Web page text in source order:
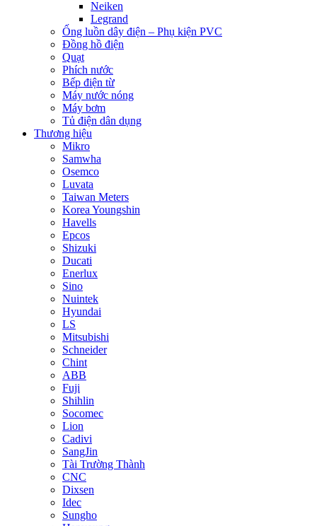
Neiken
Legrand
Ống luồn dây điện – Phụ kiện PVC
Đồng hồ điện
Quạt
Phích nước
Bếp điện từ
Máy nước nóng
Máy bơm
Tủ điện dân dụng
Thương hiệu
Mikro
Samwha
Osemco
Luvata
Taiwan Meters
Korea Youngshin
Havells
Epcos
Shizuki
Ducati
Enerlux
Sino
Nuintek
Hyundai
LS
Mitsubishi
Schneider
Chint
ABB
Fuji
Shihlin
Socomec
Lion
Cadivi
SangJin
Tài Trường Thành
CNC
Dixsen
Idec
Sungho